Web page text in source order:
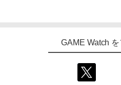
【新品】
V【
￥4,290
【楽天ラ
書付き
ーム周回/
￥1,380
売対象】【
カード決済
ルチャーム
ジ入りハー
GAME Watch